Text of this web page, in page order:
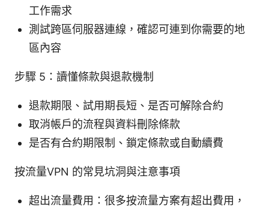
工作需求
測試跨區伺服器連線，確認可連到你需要的地
區內容
步驟 5：讀懂條款與退款機制
退款期限、試用期長短、是否可解除合約
取消帳戶的流程與資料刪除條款
是否有合約期限制、鎖定條款或自動續費
按流量VPN 的常見坑洞與注意事項
超出流量費用：很多按流量方案有超出費用，